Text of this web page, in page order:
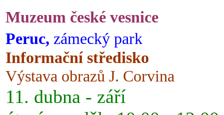
Muzeum české vesnice
Peruc, zámecký park
Informační středisko
Výstava obrazů J. Corvina
11. dubna - září